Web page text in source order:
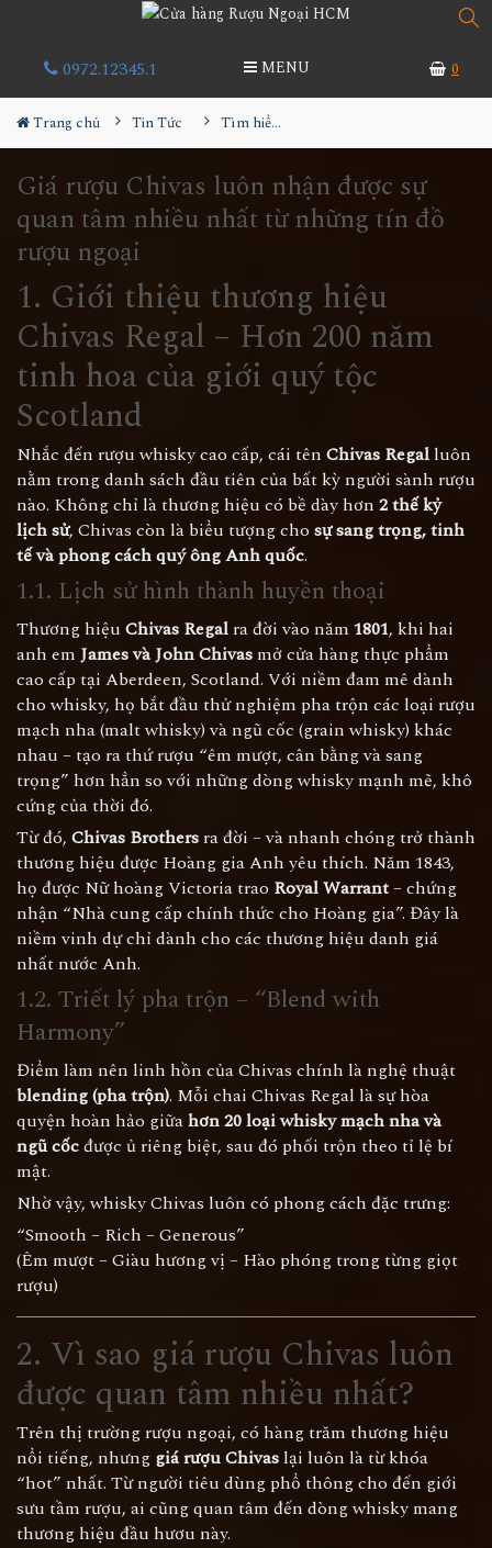
0972.12345.1 MENU 0
Trang chủ Tin Tức Tìm hiểu về rượu
Giá rượu Chivas luôn nhận được sự
quan tâm nhiều nhất từ những tín đồ
rượu ngoại
1. Giới thiệu thương hiệu
Chivas Regal – Hơn 200 năm
tinh hoa của giới quý tộc
Scotland
Nhắc đến rượu whisky cao cấp, cái tên Chivas Regalluôn
nằm trong danh sách đầu tiên của bất kỳ người sành rượu
nào. Không chỉ là thương hiệu có bề dày hơn 2 thế kỷ
lịch sử, Chivas còn là biểu tượng cho sự sang trọng, tinh
tế và phong cách quý ông Anh quốc.
1.1. Lịch sử hình thành huyền thoại
Thương hiệu Chivas Regalra đời vào năm 1801, khi hai
anh em James và John Chivasmở cửa hàng thực phẩm
cao cấp tại Aberdeen, Scotland. Với niềm đam mê dành
cho whisky, họ bắt đầu thử nghiệm pha trộn các loại rượu
mạch nha (malt whisky) và ngũ cốc (grain whisky) khác
nhau – tạo ra thứ rượu “êm mượt, cân bằng và sang
trọng” hơn hẳn so với những dòng whisky mạnh mẽ, khô
cứng của thời đó.
Từ đó, Chivas Brothersra đời – và nhanh chóng trở thành
thương hiệu được Hoàng gia Anh yêu thích. Năm 1843,
họ được Nữ hoàng Victoria trao Royal Warrant– chứng
nhận “Nhà cung cấp chính thức cho Hoàng gia”. Đây là
niềm vinh dự chỉ dành cho các thương hiệu danh giá
nhất nước Anh.
1.2. Triết lý pha trộn – “Blend with
Harmony”
Điểm làm nên linh hồn của Chivas chính là nghệ thuật
blending (pha trộn). Mỗi chai Chivas Regal là sự hòa
quyện hoàn hảo giữahơn 20 loại whisky mạch nha và
ngũ cốcđược ủ riêng biệt, sau đó phối trộn theo tỉ lệ bí
mật.
Nhờ vậy, whisky Chivas luôn có phong cách đặc trưng:
“Smooth – Rich – Generous”
(Êm mượt – Giàu hương vị – Hào phóng trong từng giọt
rượu)
2. Vì sao giá rượu Chivas luôn
được quan tâm nhiều nhất?
Trên thị trường rượu ngoại, có hàng trăm thương hiệu
nổi tiếng, nhưng giá rượu Chivaslại luôn là từ khóa
“hot” nhất. Từ người tiêu dùng phổ thông cho đến giới
sưu tầm rượu, ai cũng quan tâm đến dòng whisky mang
thương hiệu đầu hươu này.